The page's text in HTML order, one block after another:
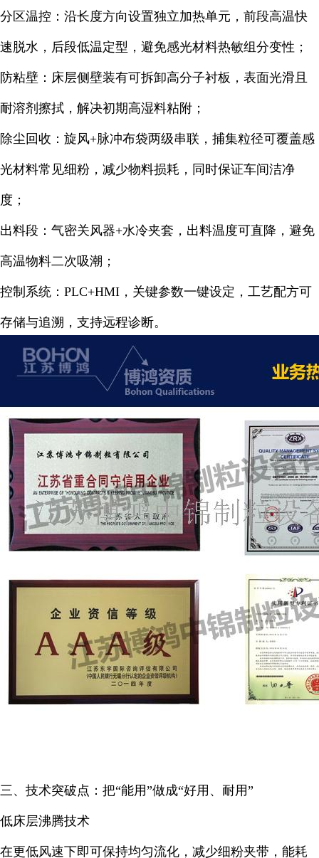
分区温控：沿长度方向设置独立加热单元，前段高温快
速脱水，后段低温定型，避免感光材料热敏组分变性；
防粘壁：床层侧壁装有可拆卸高分子衬板，表面光滑且
耐溶剂擦拭，解决初期高湿料粘附；
除尘回收：旋风+脉冲布袋两级串联，捕集粒径可覆盖感
光材料常见细粉，减少物料损耗，同时保证车间洁净
度；
出料段：气密关风器+水冷夹套，出料温度可直降，避免
高温物料二次吸潮；
控制系统：PLC+HMI，关键参数一键设定，工艺配方可
存储与追溯，支持远程诊断。
三、技术突破点：把“能用”做成“好用、耐用”
低床层沸腾技术
在更低风速下即可保持均匀流化，减少细粉夹带，能耗